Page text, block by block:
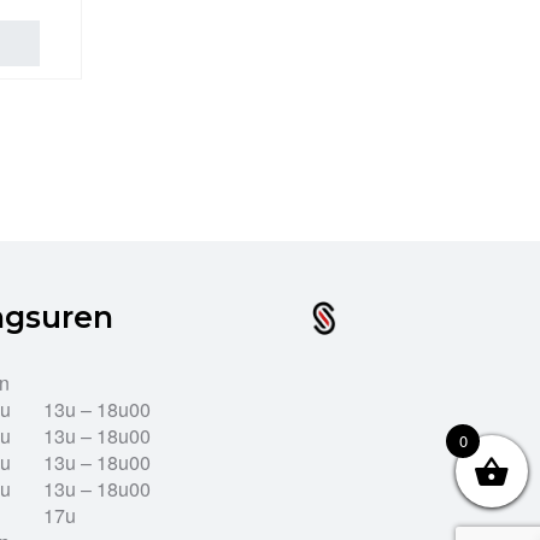
13u – 18u00
13u – 18u00
13u – 18u00
13u – 18u00
17u
0